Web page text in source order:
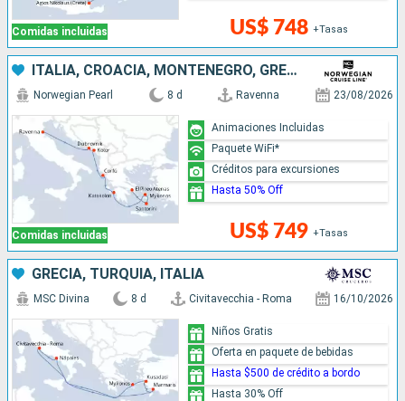
Comidas incluidas US$ 748 +Tasas
ITALIA, CROACIA, MONTENEGRO, GRECIA
Comidas incluidas
Norwegian Pearl 8 d Ravenna 23/08/2026
US$ 749 +Tasas
Animaciones Incluidas
Paquete WiFi*
Créditos para excursiones
Hasta 50% Off
GRECIA, TURQUÍA, ITALIA
MSC Divina 8 d Civitavecchia - Roma 16/10/2026
Niños Gratis
Oferta en paquete de bebidas
Hasta $500 de crédito a bordo
Hasta 30% Off